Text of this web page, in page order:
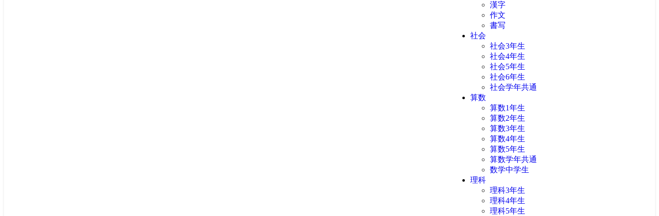
漢字
作文
書写
社会
社会3年生
社会4年生
社会5年生
社会6年生
社会学年共通
算数
算数1年生
算数2年生
算数3年生
算数4年生
算数5年生
算数学年共通
数学中学生
理科
理科3年生
理科4年生
理科5年生